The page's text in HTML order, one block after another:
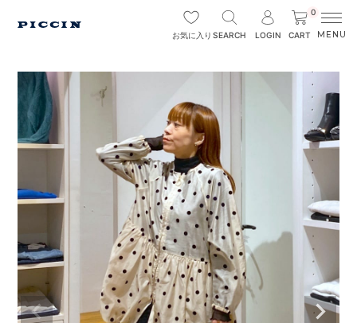
お気に入り SEARCH LOGIN
0
CART